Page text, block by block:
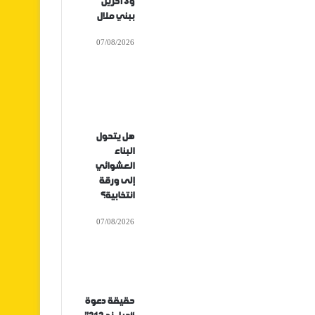
ببني ملال
07/08/2026
هل يتحول
البناء
العشوائي
إلى ورقة
انتخابية؟
07/08/2026
حقيقة دعوة